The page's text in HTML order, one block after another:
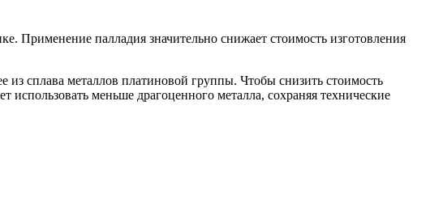
Применение палладия значительно снижает стоимость изготовления
сплава металлов платиновой группы. Чтобы снизить стоимость
использовать меньше драгоценного металла, сохраняя технические